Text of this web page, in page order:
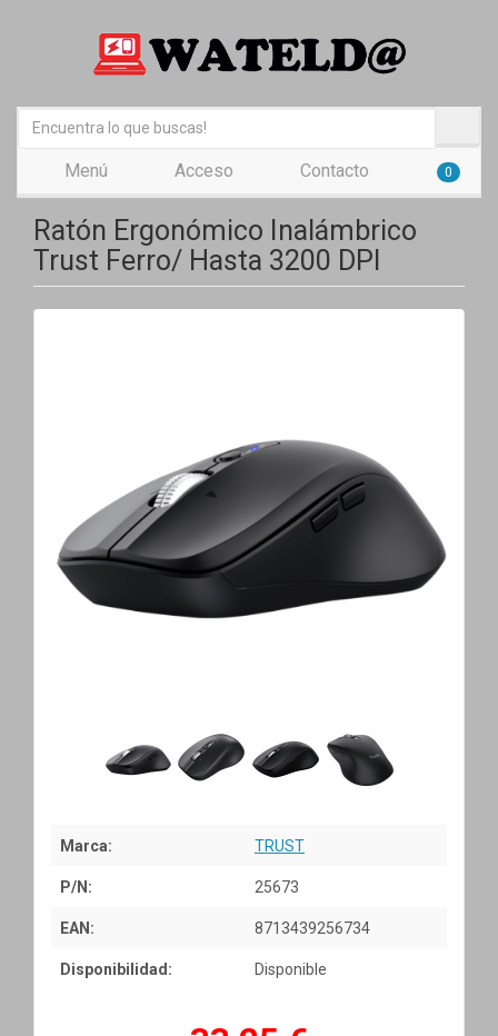
Menú Acceso Contacto 0
Ratón Ergonómico Inalámbrico
Trust Ferro/ Hasta 3200 DPI
Marca: TRUST
P/N: 25673
EAN: 8713439256734
Disponibilidad: Disponible